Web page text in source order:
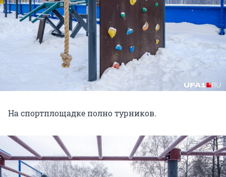
На спортплощадке полно турников.